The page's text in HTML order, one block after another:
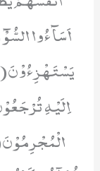
اَسَآءُوا